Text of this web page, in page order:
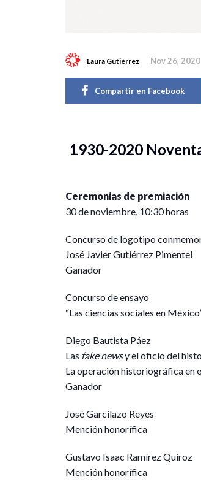
Laura Gutiérrez Nov 26, 2020
Compartir en Facebook
1930-2020
Ceremonias de premiación
30 de noviembre, 10:30 horas
Concurso de logotipo
José Javier Gutiérrez Pimentel
Ganador
Concurso de ensayo
“Las ciencias sociales en
Diego Bautista Páez
Las fake newsy el oficio del
La operación historiográfica en
Ganador
José Garcilazo Reyes
Mención honorífica
Gustavo Isaac Ramírez Quiroz
Mención honorífica